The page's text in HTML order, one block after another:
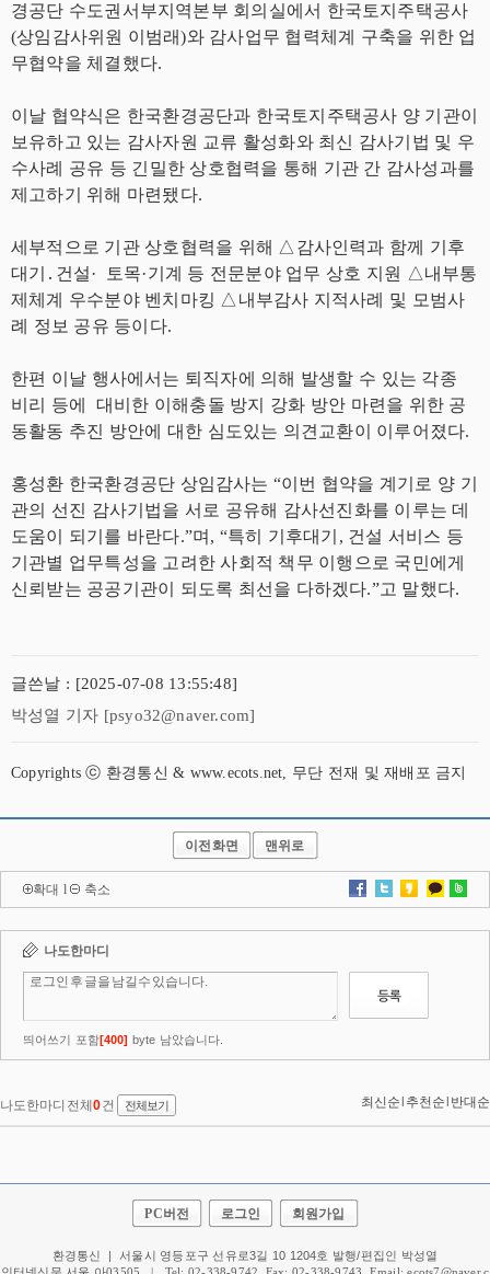
경공단 수도권서부지역본부 회의실에서 한국토지주택공사
(상임감사위원 이범래)와 감사업무 협력체계 구축을 위한 업
무협약을 체결했다.
이날 협약식은 한국환경공단과 한국토지주택공사 양 기관이
보유하고 있는 감사자원 교류 활성화와 최신 감사기법 및 우
수사례 공유 등 긴밀한 상호협력을 통해 기관 간 감사성과를
제고하기 위해 마련됐다.
세부적으로 기관 상호협력을 위해 △감사인력과 함께 기후
대기․건설· 토목·기계 등 전문분야 업무 상호 지원 △내부통
제체계 우수분야 벤치마킹 △내부감사 지적사례 및 모범사
례 정보 공유 등이다.
한편 이날 행사에서는 퇴직자에 의해 발생할 수 있는 각종
비리 등에 대비한 이해충돌 방지 강화 방안 마련을 위한 공
동활동 추진 방안에 대한 심도있는 의견교환이 이루어졌다.
홍성환 한국환경공단 상임감사는 “이번 협약을 계기로 양 기
관의 선진 감사기법을 서로 공유해 감사선진화를 이루는 데
도움이 되기를 바란다.”며, “특히 기후대기, 건설 서비스 등
기관별 업무특성을 고려한 사회적 책무 이행으로 국민에게
신뢰받는 공공기관이 되도록 최선을 다하겠다.”고 말했다.
글쓴날 : [2025-07-08 13:55:48]
박성열 기자 [psyo32@naver.com]
Copyrights ⓒ 환경통신 & www.ecots.net, 무단 전재 및 재배포 금지
이전화면 맨위로
확대 l 축소
PC버전 로그인 회원가입
환경통신 | 서울시 영등포구 선유로3길 10 1204호 발행/편집인 박성열